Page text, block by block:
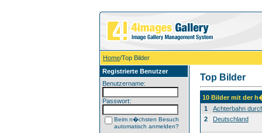
Home/Top Bilder
Registrierte Benutzer
Benutzername:
Passwort:
Beim n�chsten Besuch
automatisch anmelden?
Top Bilder
10 Bilder mit der
1
Achterbahn
2
Deutschland